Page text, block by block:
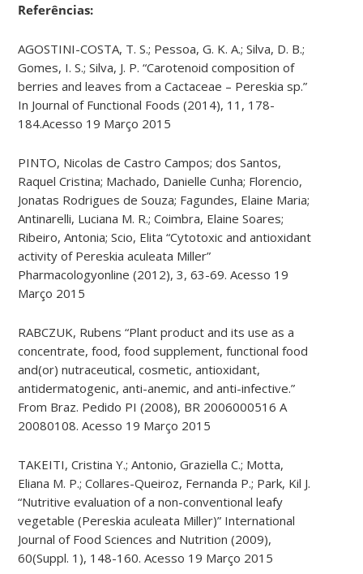
Referências:
AGOSTINI-COSTA, T. S.; Pessoa, G. K. A.; Silva, D. B.;
Gomes, I. S.; Silva, J. P. “Carotenoid composition of
berries and leaves from a Cactaceae – Pereskia sp.”
In Journal of Functional Foods (2014), 11, 178-
184.Acesso 19 Março 2015
PINTO, Nicolas de Castro Campos; dos Santos,
Raquel Cristina; Machado, Danielle Cunha; Florencio,
Jonatas Rodrigues de Souza; Fagundes, Elaine Maria;
Antinarelli, Luciana M. R.; Coimbra, Elaine Soares;
Ribeiro, Antonia; Scio, Elita “Cytotoxic and antioxidant
activity of Pereskia aculeata Miller”
Pharmacologyonline (2012), 3, 63-69. Acesso 19
Março 2015
RABCZUK, Rubens “Plant product and its use as a
concentrate, food, food supplement, functional food
and(or) nutraceutical, cosmetic, antioxidant,
antidermatogenic, anti-​anemic, and anti-​infective.”
From Braz. Pedido PI (2008), BR 2006000516 A
20080108. Acesso 19 Março 2015
TAKEITI, Cristina Y.; Antonio, Graziella C.; Motta,
Eliana M. P.; Collares-Queiroz, Fernanda P.; Park, Kil J.
“Nutritive evaluation of a non-​conventional leafy
vegetable (Pereskia aculeata Miller)” International
Journal of Food Sciences and Nutrition (2009),
60(Suppl. 1), 148-160. Acesso 19 Março 2015